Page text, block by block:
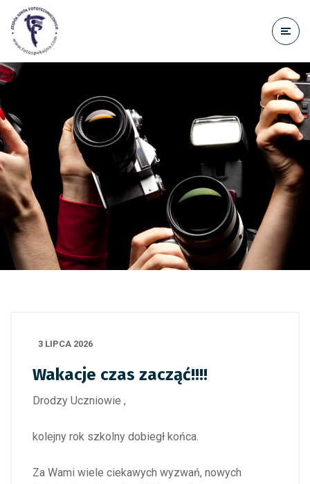
treści
3 LIPCA 2026
Wakacje czas zacząć!!!!
Drodzy Uczniowie ,
kolejny rok szkolny dobiegł końca.
Za Wami wiele ciekawych wyzwań, nowych